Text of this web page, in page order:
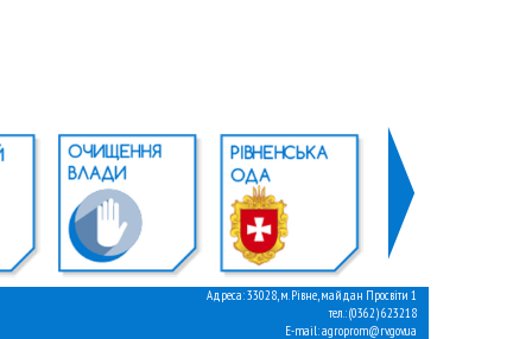
Адреса: 33028, м. Рівне, майдан Просвіти 1
тел.: (0362) 623218
E-mail: agroprom@rv.gov.ua